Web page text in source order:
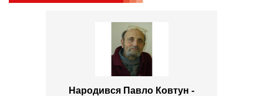
Народився Павло Ковтун -